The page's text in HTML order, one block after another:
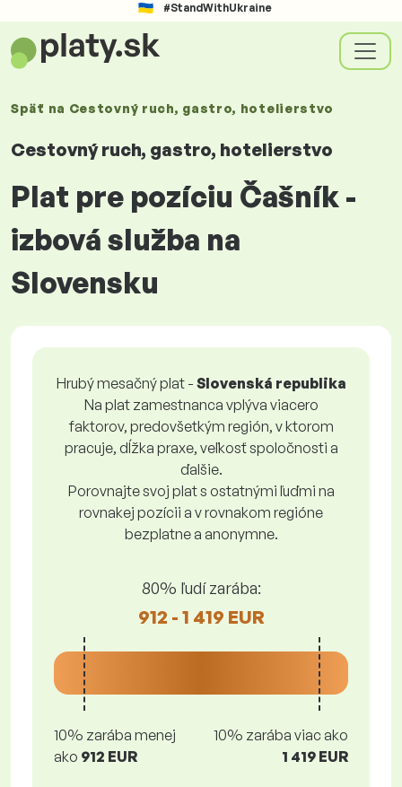
#StandWithUkraine
Späť na Cestovný ruch, gastro, hotelierstvo
Cestovný ruch, gastro, hotelierstvo
Plat pre pozíciu Čašník -
izbová služba na
Slovensku
Hrubý mesačný plat - Slovenská republika
Na plat zamestnanca vplýva viacero
faktorov, predovšetkým región, v ktorom
pracuje, dĺžka praxe, veľkosť spoločnosti a
ďalšie.
Porovnajte svoj plat s ostatnými ľuďmi na
rovnakej pozícii a v rovnakom regióne
bezplatne a anonymne.
80% ľudí zarába:
912 - 1 419 EUR
10% zarába menej
ako 912 EUR
10% zarába viac ako
1 419 EUR